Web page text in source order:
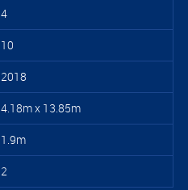
4
10
2018
4.18m x 13.85m
1.9m
2